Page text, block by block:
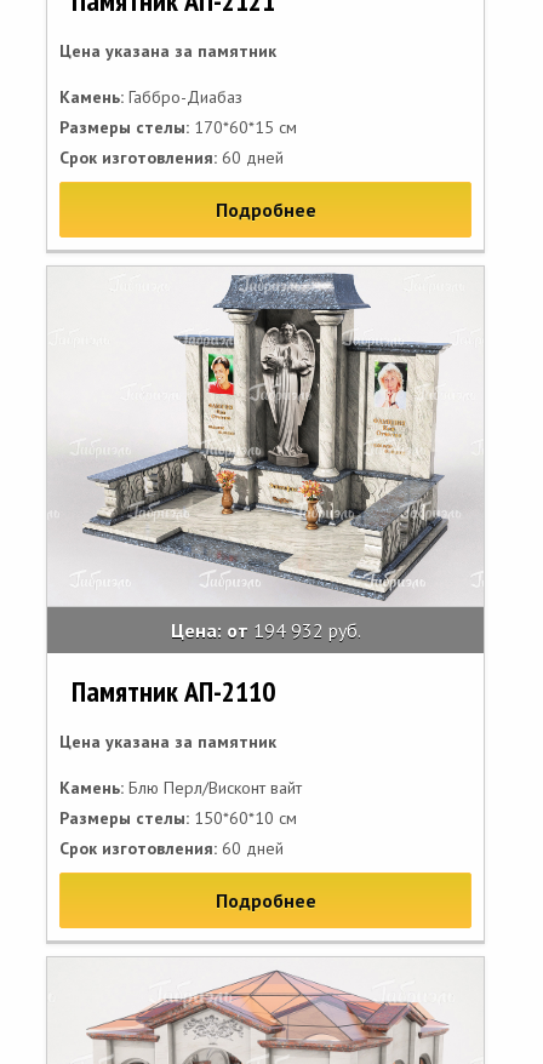
Цена указана за памятник
Камень: Габбро-Диабаз
Размеры стелы: 170*60*15 см
Срок изготовления: 60 дней
Подробнее
Цена: от 194 932 руб.
Памятник АП-2110
Цена указана за памятник
Камень: Блю Перл/Висконт вайт
Размеры стелы: 150*60*10 см
Срок изготовления: 60 дней
Подробнее